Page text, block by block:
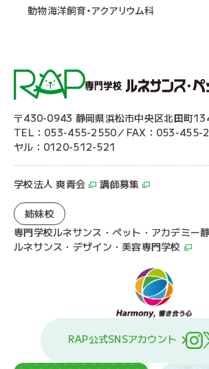
動物海洋飼育・アクアリウム科
〒430-0943 静岡県浜松市中央区北田町
TEL：053-455-2550／FAX：053-455-
ヤル：0120-512-521
学校法人 爽青会 講師募集
姉妹校
専門学校ルネサンス・ペット・アカデミー
ルネサンス・デザイン・美容専門学校
RAP公式SNSアカウント